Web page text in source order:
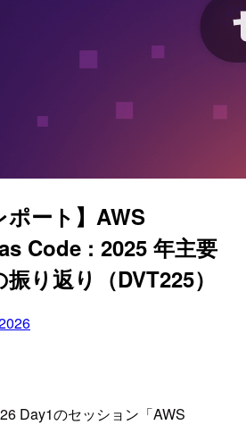
ポート】AWS
Code : 2025 年主要
り返り（DVT225）
Day1のセッション「AWS